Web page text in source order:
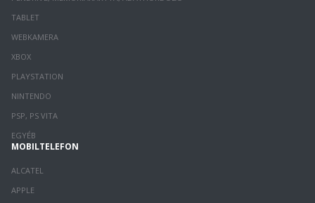
TABLET
WEBKAMERA
XBOX
PLAYSTATION
NINTENDO
PSP, PS VITA
EGYÉB
MOBILTELEFON
ALCATEL
APPLE